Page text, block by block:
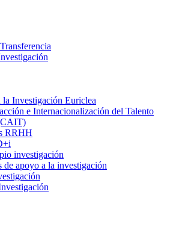
la Investigación Euriclea
e Internacionalización del Talento
RRHH
investigación
de apoyo a la investigación